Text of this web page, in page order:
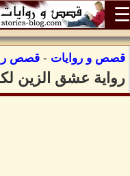
☰
قصص و روايات - قصص
رواية عشق الزين